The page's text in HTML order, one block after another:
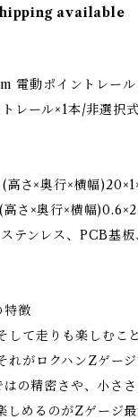
available
電動ポイントレー
レール×1本/非選択
高さ×奥行×横幅
さ×奥行×横幅
テンレス、PCB基板
特徴
して走りも楽しむこ
れがロクハンZゲージ
の精密さや、小さ
しめるのがZゲージ最